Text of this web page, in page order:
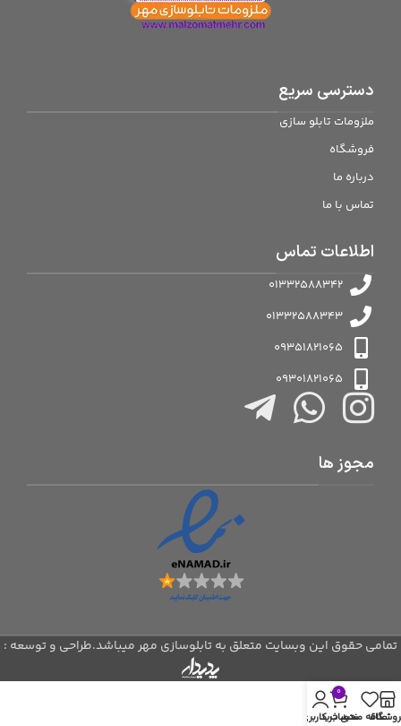
دسترسی سریع
ملزومات تابلو سازی
فروشگاه
درباره ما
تماس با ما
اطلاعات تماس
01332588342
01332588343
09351821065
09301821065
مجوز ها
تمامی حقوق این وبسایت متعلق به تابلوسازی مهر میباشد.طراحی و توسعه :
علاقه مندی
0
سبد خرید
حساب کاربری من